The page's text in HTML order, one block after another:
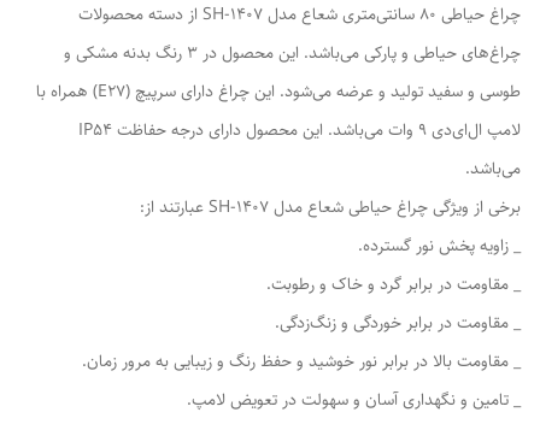
چراغ حیاطی 80 سانتی‌متری شعاع مدل SH-1407 از دسته محصولات
چراغ‌های حیاطی و پارکی می‌باشد. این محصول در 3 رنگ بدنه مشکی و
طوسی و سفید تولید و عرضه می‌شود. این چراغ دارای سرپیچ (E27) همراه با
لامپ ال‌ای‌دی 9 وات می‌باشد. این محصول دارای درجه حفاظت IP54
می‌باشد.
برخی از ویژگی‌ چراغ حیاطی شعاع مدل SH-1407 عبارتند از:
_ زاویه پخش نور گسترده.
_ مقاومت در برابر گرد و خاک و رطوبت.
_ مقاومت در برابر خوردگی و زنگ‌زدگی.
_ مقاومت بالا در برابر نور خوشید و حفظ رنگ و زیبایی به مرور زمان.
_ تامین و نگهداری آسان و سهولت در تعویض لامپ.